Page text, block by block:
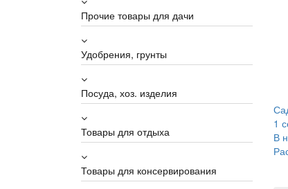
Прочие товары для дачи
Удобрения, грунты
Посуда, хоз. изделия
Товары для отдыха
Товары для консервирования
1
В